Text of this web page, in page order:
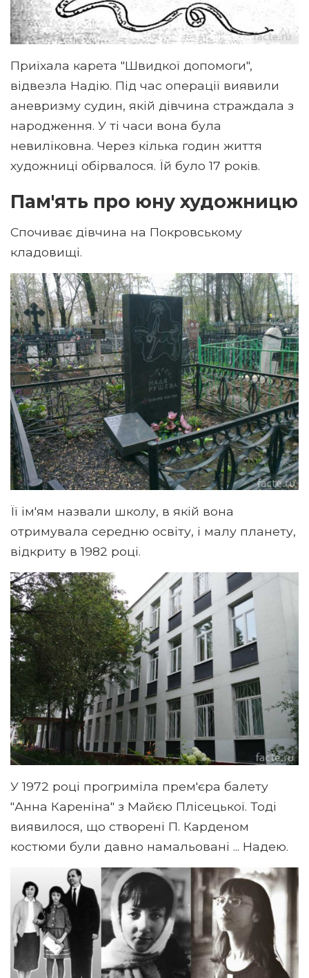
Приїхала карета "Швидкої допомоги",
відвезла Надію. Під час операції виявили
аневризму судин, якій дівчина страждала з
народження. У ті часи вона була
невиліковна. Через кілька годин життя
художниці обірвалося. Їй було 17 років.
Пам'ять про юну художницю
Спочиває дівчина на Покровському
кладовищі.
Її ім'ям назвали школу, в якій вона
отримувала середню освіту, і малу планету,
відкриту в 1982 році.
У 1972 році прогриміла прем'єра балету
"Анна Кареніна" з Майєю Плісецької. Тоді
виявилося, що створені П. Карденом
костюми були давно намальовані ... Надею.